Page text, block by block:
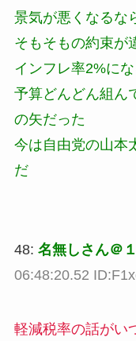
景気が悪くなるな
そもそもの約束が
インフレ率2%に
予算どんどん組ん
の矢だった
今は自由党の山本
だ
48: 名無しさん＠
06:48:20.52
軽減税率の話がい